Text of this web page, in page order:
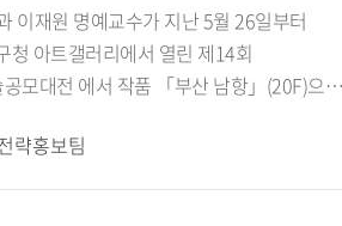
서 첫 연구년을 맞았을 때 싱가포르
아시아 지역학 석사 학위를 취득했습니다.
열렸습니다. 그동안은 교수 입장의 저만
닫고 어떤 수업을 할지 지침을 세우게 된
이재원 명예교수가 지난 5월 26일부터
트갤러리에서 열린 제14회
모대전 에서 작품 「부산 남항」(20F)으로
머무는 공간이다. 그는 이번 작품에서
채와 후기 인상주의 특유의 빛의 흔들림을
략홍보팀